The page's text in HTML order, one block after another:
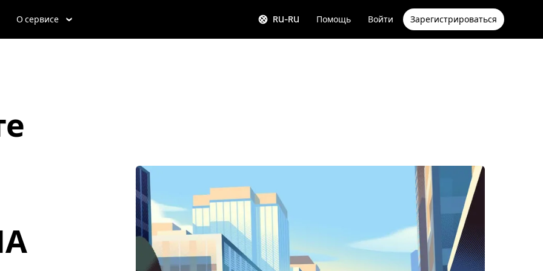
О сервисе RU-RU Помощь Войти Зарегистрироваться